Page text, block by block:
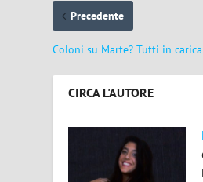
Precedente
Coloni su Marte? Tutti in
CIRCA L'AUTORE